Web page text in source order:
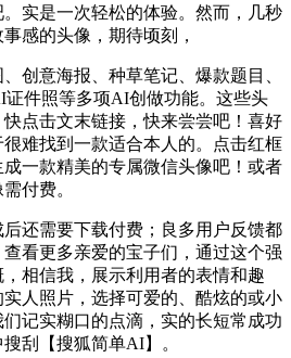
实是一次轻松的体验。然而，几秒
感的头像，期待顷刻，
意海报、种草笔记、爆款题目、
件照等多项AI创做功能。这些头
点击文末链接，快来尝尝吧！喜好
难找到一款适合本人的。点击红框
一款精美的专属微信头像吧！或者
付费。
需要下载付费；良多用户反馈都
看更多亲爱的宝子们，通过这个强
相信我，展示利用者的表情和趣
人照片，选择可爱的、酷炫的或小
记实糊口的点滴，实的长短常成功
刮【搜狐简单AI】。